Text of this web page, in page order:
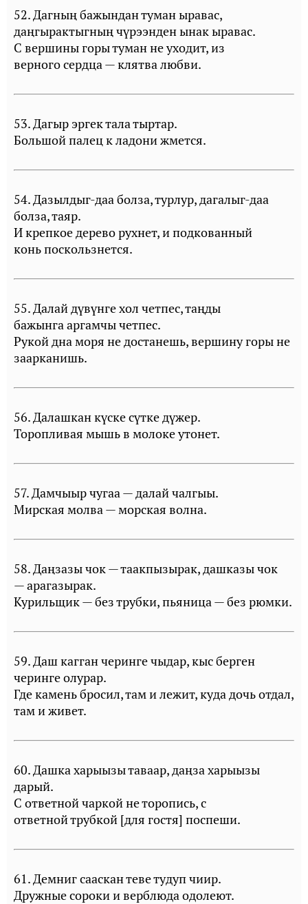
52. Дагның бажындан туман ыравас,
даңгырактыгның чүрээнден ынак ыравас.
С вершины горы туман не уходит, из
верного сердца — клятва любви.
53. Дагыр эргек тала тыртар.
Большой палец к ладони жмется.
54. Дазылдыг-даа болза, турлур, дагалыг-даа
болза, таяр.
И крепкое дерево рухнет, и подкованный
конь поскользнется.
55. Далай дүвүнге хол четпес, таңды
бажынга аргамчы четпес.
Рукой дна моря не достанешь, вершину горы не
заарканишь.
56. Далашкан күске сүтке дүжер.
Торопливая мышь в молоке утонет.
57. Дамчыыр чугаа — далай чалгыы.
Мирская молва — морская волна.
58. Даңзазы чок — таакпызырак, дашказы чок
— арагазырак.
Курильщик — без трубки, пьяница — без рюмки.
59. Даш кагган черинге чыдар, кыс берген
черинге олурар.
Где камень бросил, там и лежит, куда дочь отдал,
там и живет.
60. Дашка харыызы таваар, даңза харыызы
дарый.
С ответной чаркой не торопись, с
ответной трубкой [для гостя] поспеши.
61. Демниг сааскан теве тудуп чиир.
Дружные сороки и верблюда одолеют.